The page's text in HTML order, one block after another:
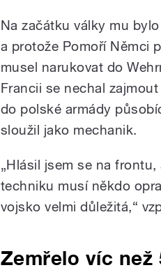
Na začátku války mu
a protože Pomoří Němci
musel narukovat do
Francii se nechal
do polské armády
sloužil jako mechanik.
„Hlásil jsem se na
techniku musí někdo
vojsko velmi důležitá,“
Zemřelo víc než